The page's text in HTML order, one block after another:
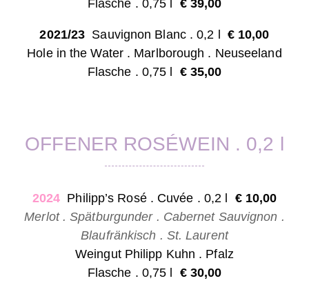
Flasche . 0,75 l € 39,00
2021/23 Sauvignon Blanc . 0,2 l € 10,00
Hole in the Water . Marlborough . Neuseeland
Flasche . 0,75 l
€ 35,00
OFFENER ROSÉWEIN . 0,2 l
2024 Philipp’s Rosé . Cuvée . 0,2 l € 10,00
Merlot . Spätburgunder . Cabernet Sauvignon .
Blaufränkisch . St. Laurent
Weingut Philipp Kuhn . Pfalz
Flasche . 0,75 l
€ 30,00